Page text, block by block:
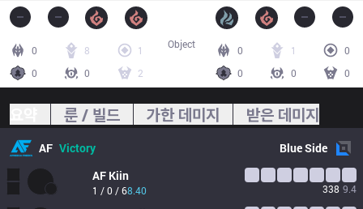
0 8
1
0
0 2
0 1
0
0
0 0
Object
룬 / 빌드 가한 데미지 받은 데미지
AF Victory BlueSide
AF Kiin
1 / 0 / 68.40 338 9.4